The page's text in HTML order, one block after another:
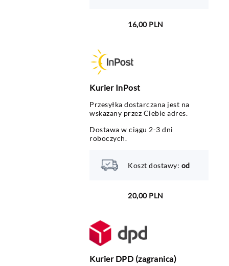
16,00 PLN
Kurier InPost
Przesyłka dostarczana jest na
wskazany przez Ciebie adres.
Dostawa w ciągu 2-3 dni
roboczych.
Koszt dostawy: od
20,00 PLN
Kurier DPD (zagranica)